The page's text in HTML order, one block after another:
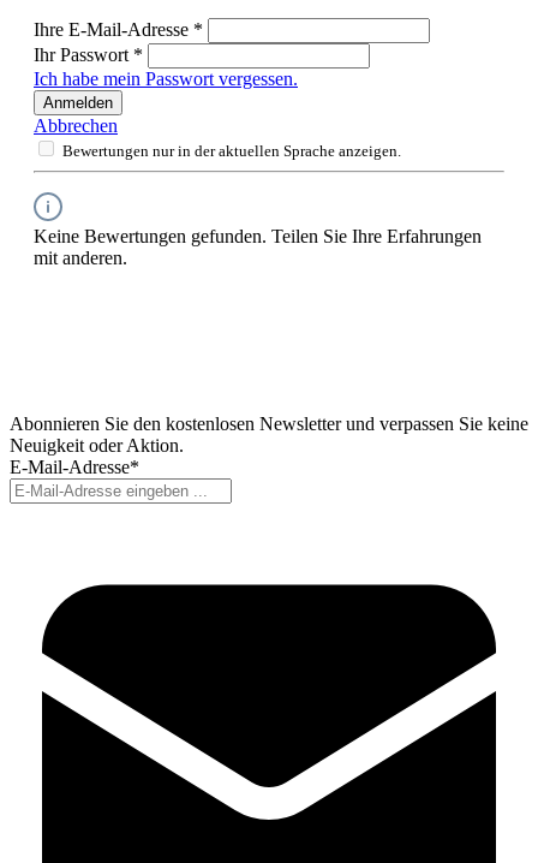
Ihre E-Mail-Adresse *
Ihr Passwort *
Ich habe mein Passwort vergessen.
Anmelden
Abbrechen
Bewertungen nur in der aktuellen Sprache anzeigen.
Keine Bewertungen gefunden. Teilen Sie Ihre Erfahrungen
mit anderen.
Abonnieren Sie den kostenlosen Newsletter und verpassen Sie keine
Neuigkeit oder Aktion.
E-Mail-Adresse*